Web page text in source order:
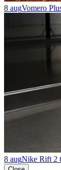
8 augVomero
8 augNike Rift 2